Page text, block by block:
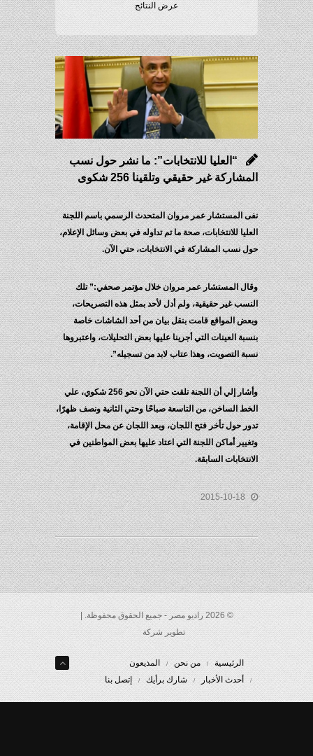
عرض النتائج
“العليا للانتخابات”: ما نشر حول نسب
المشاركة غير حقيقي وتلقينا 256 شكوى
نفى المستشار عمر مروان المتحدث الرسمي باسم اللجنة
العليا للانتخابات، صحة ما تم تداوله في بعض وسائل الإعلام،
حول نسب المشاركة في الانتخابات، حتي الآن.
وقال المستشار عمر مروان خلال مؤتمر صحفي:” تلك
النسب غير حقيقية، ولم أدل لأحد بمثل هذه التصريحات،
وبعض المواقع قامت بنقل بيان من أحد الشاشات خاصة
بنسبة العينات التي أجرينا عليها بعض التحليلات، واعتبروها
نسبة التصويت، وهذا عتاب لابد من تسجيله”.
وأشار إلي أن اللجنة تلقت حتي الآن نحو 256 شكوي، علي
الخط الساخن، من التاسعة صباحًا وحتي الثانية ونصف ظهرًا،
تدور حول تأخر فتح اللجان، وبعد اللجان عن محل الإقامة،
وتغيير أماكن اللجنة التي اعتاد عليها بعض المواطنين في
الانتخابات السابقة.
2015-10-18
© 2026 راديو مصر - جميع الحقوق محفوظة. |
تطوير شركة
الرئيسية من نحن
المذيعون
أحدث الأخبار
شارك برأيك إتصل بنا